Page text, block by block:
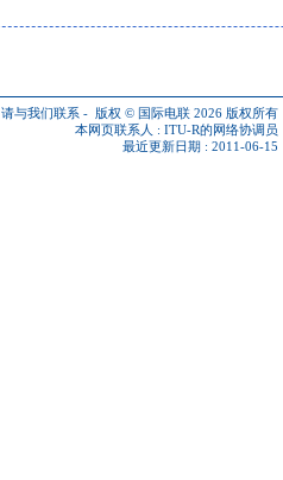
请与我们联系 - 版权 © 国际电联 2026 版权所有
本网页联系人 : ITU-R的网络协调员
最近更新日期 : 2011-06-15